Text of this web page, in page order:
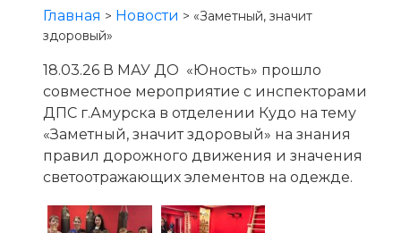
Главная > Новости > «Заметный, значит
здоровый»
18.03.26 В МАУ ДО «Юность» прошло
совместное мероприятие с инспекторами
ДПС г.Амурска в отделении Кудо на тему
«Заметный, значит здоровый» на знания
правил дорожного движения и значения
светоотражающих элементов на одежде.